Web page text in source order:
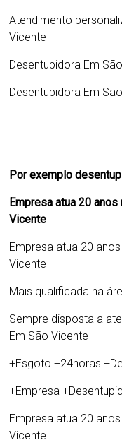
Atendimento
Vicente
Desentupidora Em
Desentupidora Em
Por exemplo
Empresa atua 20 anos
Vicente
Empresa atua 20
Vicente
Mais qualificada na
Sempre disposta a
Em São Vicente
+Esgoto +24horas +
+Empresa +
Empresa atua 20
Vicente